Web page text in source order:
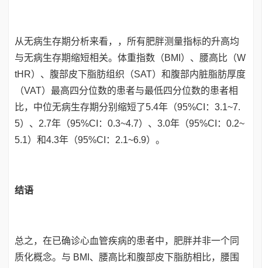
从无病生存期分析来看，，所有肥胖测量指标的升高均
与无病生存期缩短相关。体重指数（BMI）、腰高比（W
tHR）、腹部皮下脂肪组织（SAT）和腹部内脏脂肪厚度
（VAT）最高四分位数的患者与最低四分位数的患者相
比，中位无病生存期分别缩短了5.4年（95%CI：3.1~7.
5）、2.7年（95%CI：0.3~4.7）、3.0年（95%CI：0.2~
5.1）和4.3年（95%CI：2.1~6.9）。
结语
总之，在已确诊心血管疾病的患者中，肥胖并非一个同
质化概念。与 BMI、腰高比和腹部皮下脂肪相比，腰围